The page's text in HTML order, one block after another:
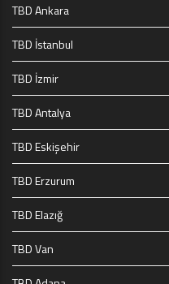
TBD Ankara
TBD İstanbul
TBD İzmir
TBD Antalya
TBD Eskişehir
TBD Erzurum
TBD Elazığ
TBD Van